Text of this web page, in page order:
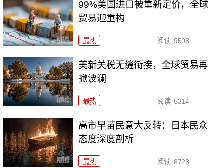
99%美国进口被重新定价，全球
贸易迎重构
最热 阅读 9508
美新关税无缝衔接，全球贸易再
掀波澜
最热 阅读 5314
高市早苗民意大反转：日本民众
态度深度剖析
最热 阅读 8723